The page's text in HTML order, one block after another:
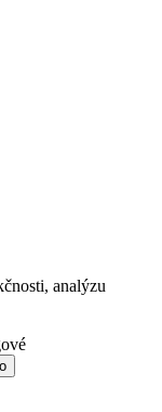
analýzu